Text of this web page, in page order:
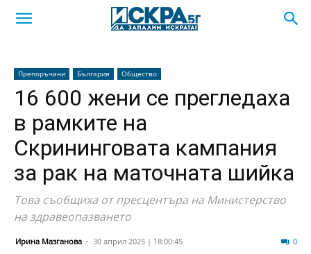
Препоръчани България Общество
16 600 жени се прегледаха
в рамките на
Скрининговата кампания
за рак на маточната шийка
Това съобщиха от пресцентъра на Министерство
на здравеопазването
Ирина Мазганова - 30 април 2025 | 18:00:45 0